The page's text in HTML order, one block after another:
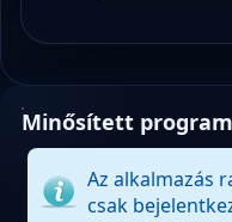
Minősített
Az alkalmazás
csak